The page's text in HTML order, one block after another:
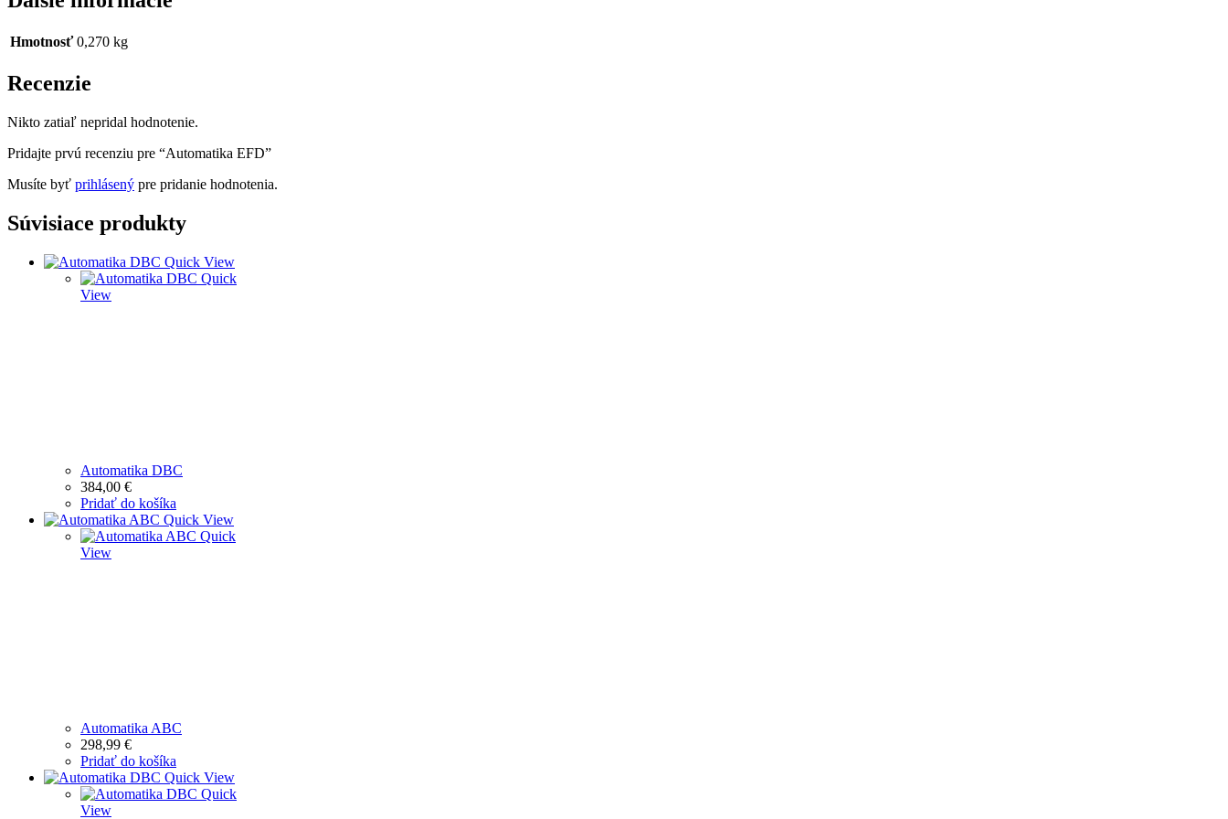
Hmotnosť 0,270 kg
Recenzie
Nikto zatiaľ nepridal hodnotenie.
Pridajte prvú recenziu pre “Automatika EFD”
Musíte byť prihlásený pre pridanie hodnotenia.
Súvisiace produkty
Quick View
Quick
View
Automatika DBC
384,00 €
Pridať do košíka
Quick View
Quick
View
Automatika ABC
298,99 €
Pridať do košíka
Quick View
Quick
View